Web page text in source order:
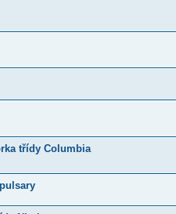
třídy Columbia